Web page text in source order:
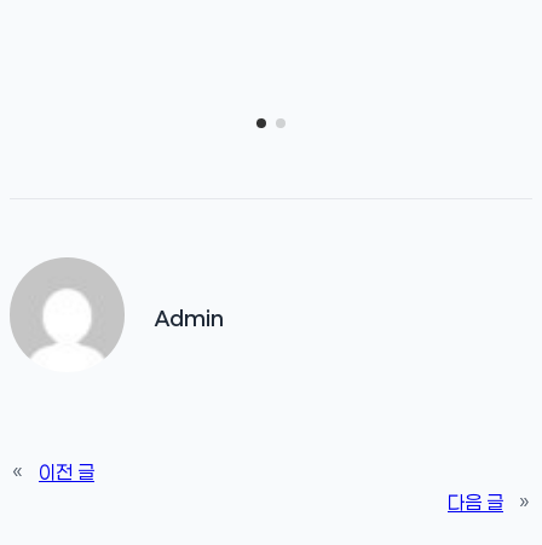
Admin
«
이전 글
다음 글
»